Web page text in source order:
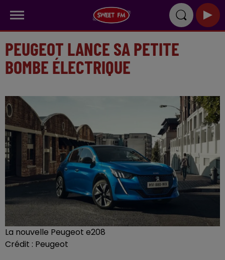
PEUGEOT LANCE SA PETITE
BOMBE ÉLECTRIQUE
La nouvelle Peugeot e208
Crédit : Peugeot